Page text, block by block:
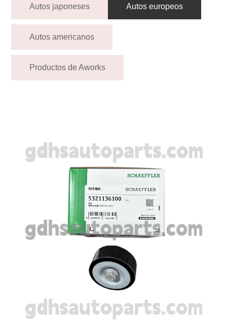
Autos japoneses Autos europeos
Autos americanos
Productos de Aworks